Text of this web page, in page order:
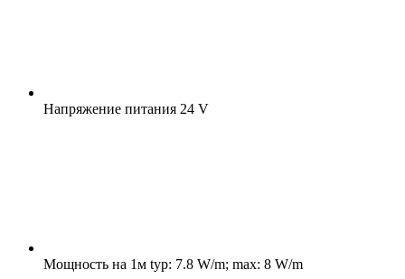
Напряжение питания 24 V
Мощность на 1м typ: 7.8 W/m; max: 8 W/m